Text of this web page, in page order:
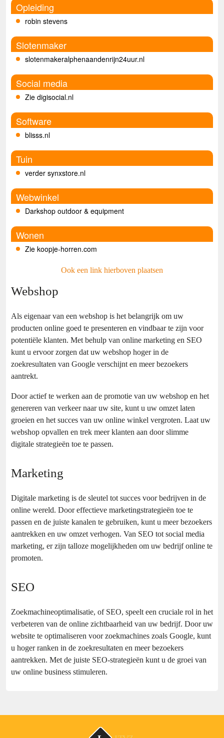
Opleiding
robin stevens
Slotenmaker
slotenmakeralphenaandenrijn24uur.nl
Social media
Zie digisocial.nl
Software
blisss.nl
Tuin
verder synxstore.nl
Webwinkel
Darkshop outdoor & equipment
Wonen
Zie koopje-horren.com
Ook een link hierboven plaatsen
Webshop
Als eigenaar van een webshop is het belangrijk om uw
producten online goed te presenteren en vindbaar te zijn voor
potentiële klanten. Met behulp van online marketing en SEO
kunt u ervoor zorgen dat uw webshop hoger in de
zoekresultaten van Google verschijnt en meer bezoekers
aantrekt.
Door actief te werken aan de promotie van uw webshop en het
genereren van verkeer naar uw site, kunt u uw omzet laten
groeien en het succes van uw online winkel vergroten. Laat uw
webshop opvallen en trek meer klanten aan door slimme
digitale strategieën toe te passen.
Marketing
Digitale marketing is de sleutel tot succes voor bedrijven in de
online wereld. Door effectieve marketingstrategieën toe te
passen en de juiste kanalen te gebruiken, kunt u meer bezoekers
aantrekken en uw omzet verhogen. Van SEO tot social media
marketing, er zijn talloze mogelijkheden om uw bedrijf online te
promoten.
SEO
Zoekmachineoptimalisatie, of SEO, speelt een cruciale rol in het
verbeteren van de online zichtbaarheid van uw bedrijf. Door uw
website te optimaliseren voor zoekmachines zoals Google, kunt
u hoger ranken in de zoekresultaten en meer bezoekers
aantrekken. Met de juiste SEO-strategieën kunt u de groei van
uw online business stimuleren.